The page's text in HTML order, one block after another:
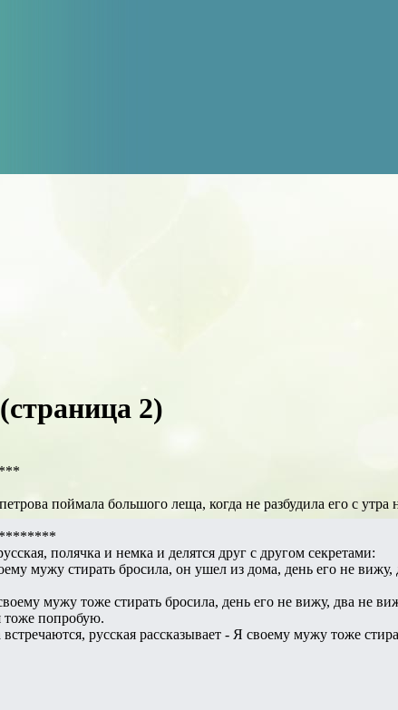
2)
поймала большого леща, когда не разбудила его с утра
полячка и немка и делятся друг с другом секретами:
мужу стирать бросила, он ушел из дома, день его не
мужу тоже стирать бросила, день его не вижу, два не
тоже попробую.
русская рассказывает - Я своему мужу тоже